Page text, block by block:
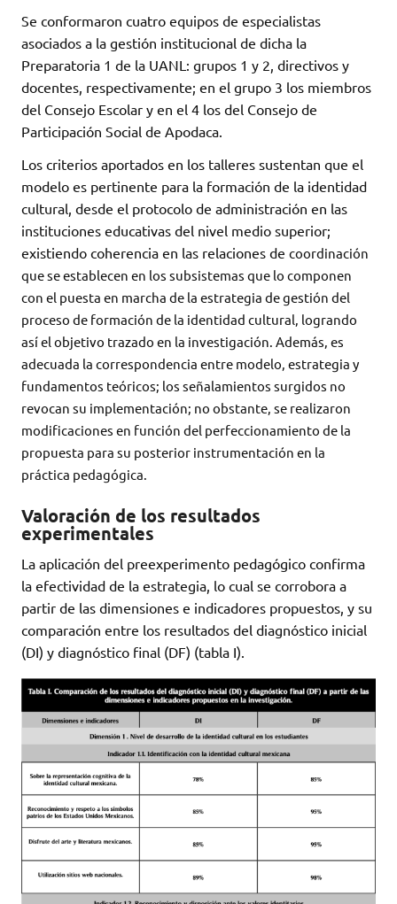
Se conformaron cuatro equipos de especialistas
asociados a la gestión institucional de dicha la
Preparatoria 1 de la UANL: grupos 1 y 2, directivos y
docentes, respectivamente; en el grupo 3 los miembros
del Consejo Escolar y en el 4 los del Consejo de
Participación Social de Apodaca.
Los criterios aportados en los talleres sustentan que el
modelo es pertinente para la formación de la identidad
cultural, desde el protocolo de administración en las
instituciones educativas del nivel medio superior;
existiendo coherencia en las relaciones de coordinación
que se establecen en los subsistemas que lo componen
con el puesta en marcha de la estrategia de gestión del
proceso de formación de la identidad cultural, logrando
así el objetivo trazado en la investigación. Además, es
adecuada la correspondencia entre modelo, estrategia y
fundamentos teóricos; los señalamientos surgidos no
revocan su implementación; no obstante, se realizaron
modificaciones en función del perfeccionamiento de la
propuesta para su posterior instrumentación en la
práctica pedagógica.
Valoración de los resultados
experimentales
La aplicación del preexperimento pedagógico confirma
la efectividad de la estrategia, lo cual se corrobora a
partir de las dimensiones e indicadores propuestos, y su
comparación entre los resultados del diagnóstico inicial
(DI) y diagnóstico final (DF) (tabla I).